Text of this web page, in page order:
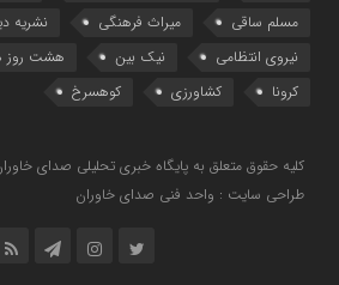
مسلم ساقی
میراث فرهنگی
نشریه
نیروی انتظامی
نیک بین هشت روز
کرونا
کشاورزی کوهسرخ
کلیه حقوق متعلق به پایگاه خبری تحلیلی صدای
طراحی سایت : واحد فنی صدای خاوران